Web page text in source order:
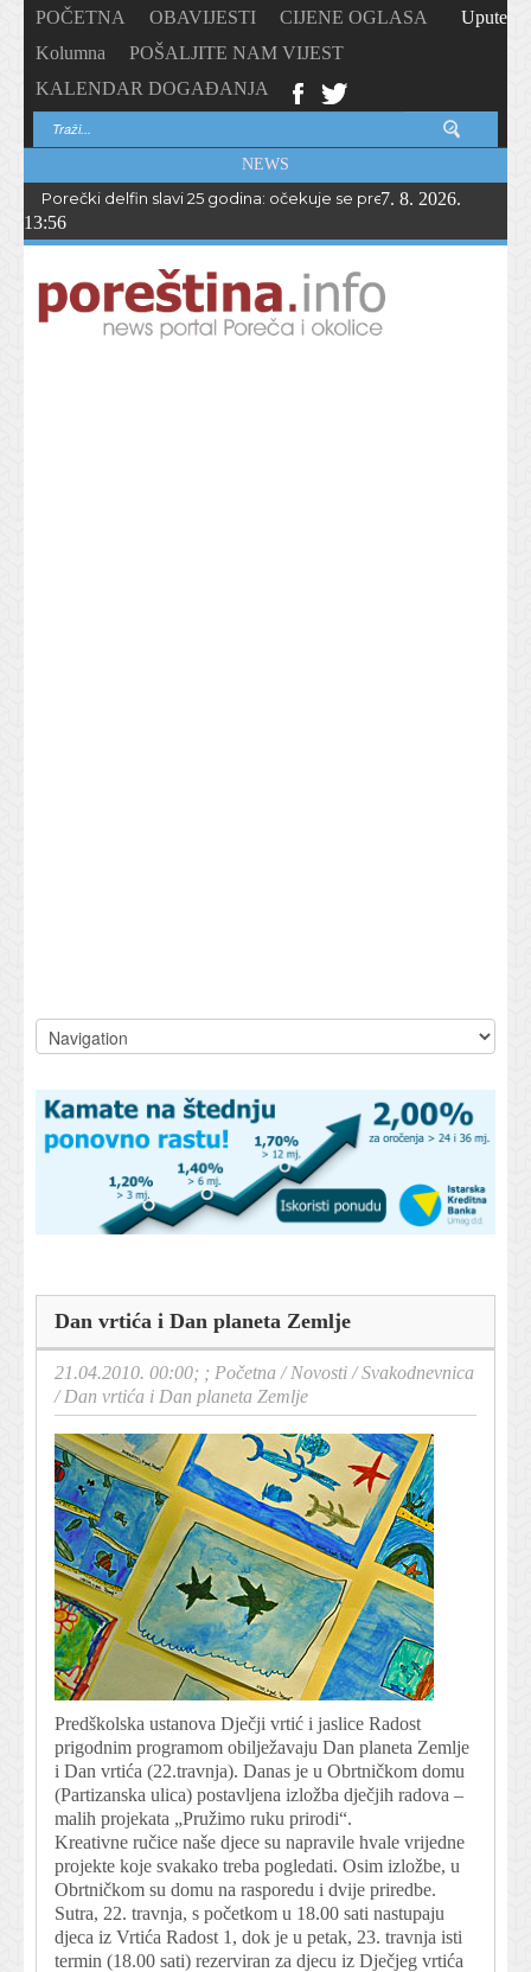
POČETNA OBAVIJESTI
CIJENE OGLASA
Kolumna
POŠALJITE NAM VIJEST
KALENDAR DOGAĐANJA
Upute
NEWS
Porečki delfin slavi 25 godina: očekuje se preko 1.700
7. 8. 2026.
13:56
Dan vrtića i Dan planeta Zemlje
21.04.2010. 00:00; ; Početna /Novosti /Svakodnevnica
/Dan vrtića i Dan planeta Zemlje
Predškolska ustanova Dječji vrtić i jaslice Radost
prigodnim programom obilježavaju Dan planeta Zemlje
i Dan vrtića (22.travnja). Danas je u Obrtničkom domu
(Partizanska ulica) postavljena izložba dječjih radova –
malih projekata „Pružimo ruku prirodi“.
Kreativne ručice naše djece su napravile hvale vrijedne
projekte koje svakako treba pogledati. Osim izložbe, u
Obrtničkom su domu na rasporedu i dvije priredbe.
Sutra, 22. travnja, s početkom u 18.00 sati nastupaju
djeca iz Vrtića Radost 1, dok je u petak, 23. travnja isti
termin (18.00 sati) rezerviran za djecu iz Dječjeg vrtića